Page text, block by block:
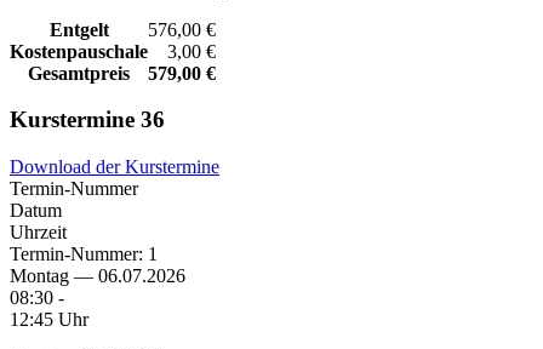
Entgelt
576,00 €
Kostenpauschale
3,00 €
Gesamtpreis
579,00 €
Kurstermine 36
Download der Kurstermine
Termin-Nummer
Datum
Uhrzeit
Termin-Nummer: 1
Montag — 06.07.2026
08:30 -
12:45 Uhr